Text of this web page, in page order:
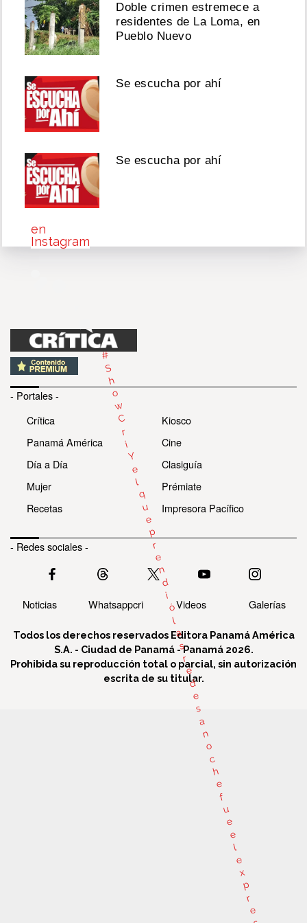
y
canciones
DE
JAPANESE
2026
Ver
esta
en
Instagram
#
S
h
o
w
C
r
i
Y
e
l
q
u
e
p
r
e
n
d
i
ó
l
a
s
r
e
d
e
s
a
n
o
c
h
e
f
u
e
e
l
e
x
p
r
e
Doble crimen estremece a
residentes de La Loma, en
Pueblo Nuevo
Se escucha por ahí
Se escucha por ahí
- Portales -
Crítica
Panamá América
Día a Día
Mujer
Recetas
Kiosco
Cine
Clasiguía
Prémiate
Impresora Pacífico
- Redes sociales -
Noticias Whatsappcri Videos Galerías
Todos los derechos reservados Editora Panamá América
S.A. - Ciudad de Panamá - Panamá 2026.
Prohibida su reproducción total o parcial, sin autorización
escrita de su titular.